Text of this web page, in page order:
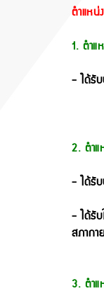
ตำแหน่
1. ตำแ
- ได้รั
2. ตำ
- ได้รั
- ได้รั
สภาก
3. ตำ